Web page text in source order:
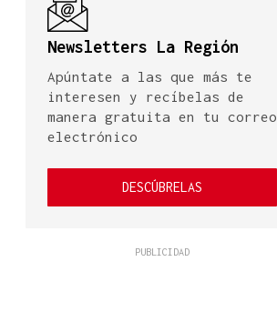
Newsletters La Región
Apúntate a las que más te
interesen y recíbelas de
manera gratuita en tu correo
electrónico
DESCÚBRELAS